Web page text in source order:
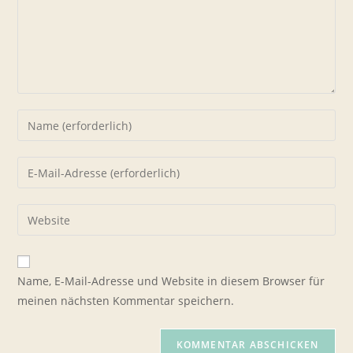
Gib
oder
zum
ein
Gib
Mail-
zum
Kommentieren
ein
Gib
Website-
URL
Name, E-Mail-Adresse und Website in diesem Browser für
meinen nächsten Kommentar speichern.